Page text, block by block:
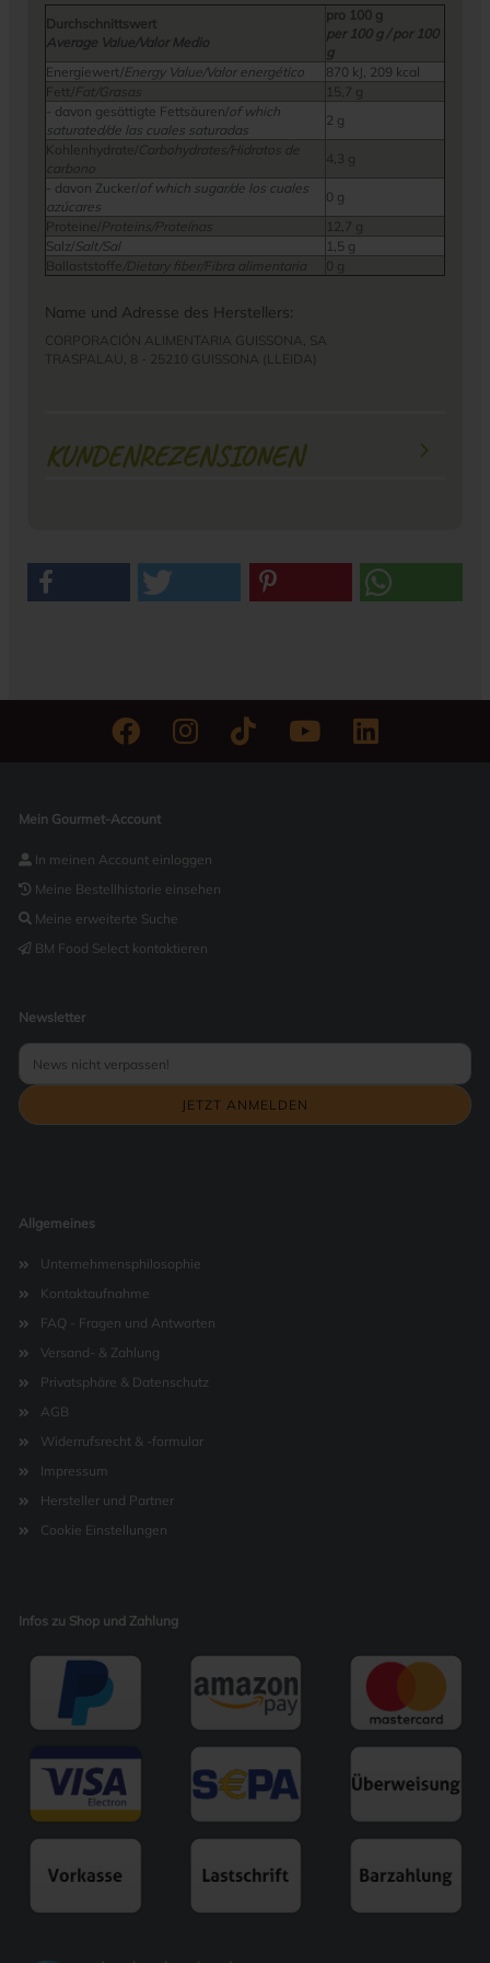
Durchschnittswert
Average Value/Valor Medio
pro 100 g
per 100 g / por 100
g
Energiewert/Energy Value/Valor energético
870 kJ, 209 kcal
Fett/ Fat/Grasas
15,7 g
- davon gesättigte Fettsäuren/of which
saturated/de las cuales saturadas
2 g
Kohlenhydrate/ Carbohydrates/Hidratos de
carbono
4,3 g
- davon Zucker/of which sugar/de los cuales
azúcares
0 g
Proteine/ Proteins/Proteínas
12,7 g
Salz/Salt/Sal
1,5 g
Ballaststoffe /Dietary fiber/Fibra alimentaria 0 g
Name und Adresse des Herstellers:
CORPORACIÓN ALIMENTARIA GUISSONA, SA
TRASPALAU, 8 - 25210 GUISSONA (LLEIDA)
KUNDENREZENSIONEN
Mein Gourmet-Account
In meinen Account einloggen
Meine Bestellhistorie einsehen
Meine erweiterte Suche
BM Food Select kontaktieren
Newsletter
Allgemeines
Unternehmensphilosophie
Kontaktaufnahme
FAQ - Fragen und Antworten
Versand- & Zahlung
Privatsphäre & Datenschutz
AGB
Widerrufsrecht & -formular
Impressum
Hersteller und Partner
Cookie Einstellungen
Infos zu Shop und Zahlung